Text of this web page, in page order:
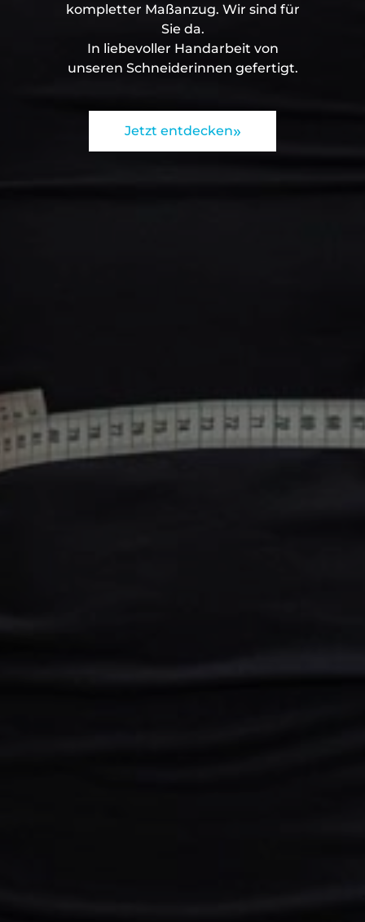
kompletter Maßanzug. Wir sind für
Sie da.
In liebevoller Handarbeit von
unseren Schneiderinnen gefertigt.
Jetzt entdecken